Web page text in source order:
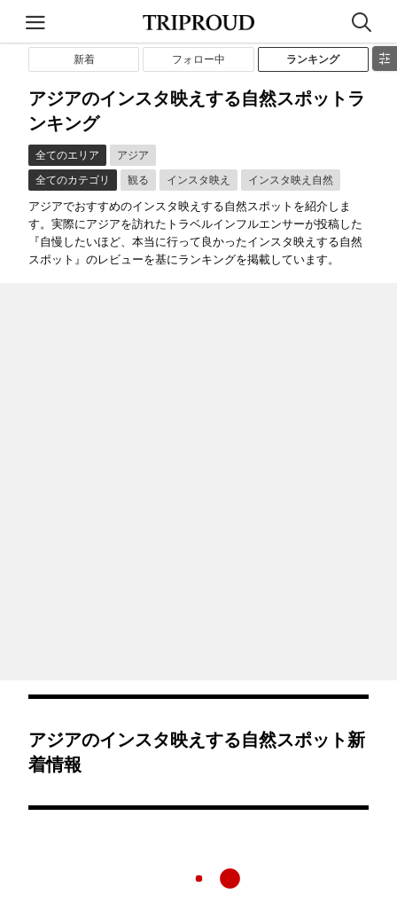
新着 フォロー中 ランキング
アジアのインスタ映えする自然スポットラ
ンキング
全てのエリア
アジア
全てのカテゴリ
観る インスタ映え インスタ映え自然
アジアでおすすめのインスタ映えする自然スポットを紹介しま
す。実際にアジアを訪れたトラベルインフルエンサーが投稿した
『自慢したいほど、本当に行って良かったインスタ映えする自然
スポット』のレビューを基にランキングを掲載しています。
アジアのインスタ映えする自然スポット新
着情報